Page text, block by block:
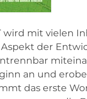
wird mit vielen
der
an und
das erste